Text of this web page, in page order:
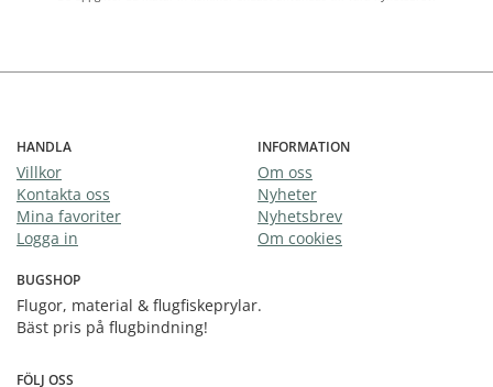
HANDLA
Villkor
Kontakta oss
Mina favoriter
Logga in
INFORMATION
Om oss
Nyheter
Nyhetsbrev
Om cookies
BUGSHOP
Flugor, material & flugfiskeprylar.
Bäst pris på flugbindning!
FÖLJ OSS